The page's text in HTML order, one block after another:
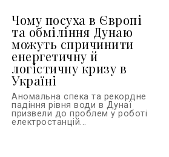
Чому посуха в Європі
та обміління Дунаю
можуть спричинити
енергетичну й
логістичну кризу в
Україні
Аномальна спека та рекордне
падіння рівня води в Дунаї
призвели до проблем у роботі
електростанцій...